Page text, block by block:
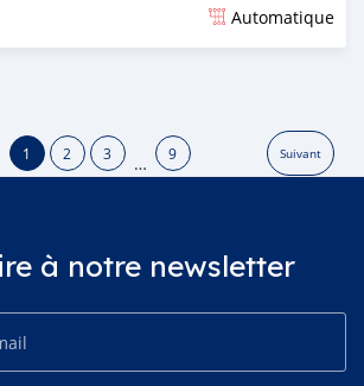
Automatique
1 2 3 … 9 Suivant
à notre newsletter